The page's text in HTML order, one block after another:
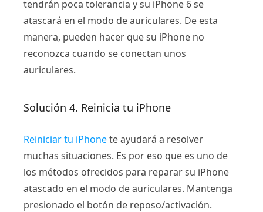
tendrán poca tolerancia y su iPhone 6 se
atascará en el modo de auriculares. De esta
manera, pueden hacer que su iPhone no
reconozca cuando se conectan unos
auriculares.
Solución 4. Reinicia tu iPhone
Reiniciar tu iPhonete ayudará a resolver
muchas situaciones. Es por eso que es uno de
los métodos ofrecidos para reparar su iPhone
atascado en el modo de auriculares. Mantenga
presionado el botón de reposo/activación.